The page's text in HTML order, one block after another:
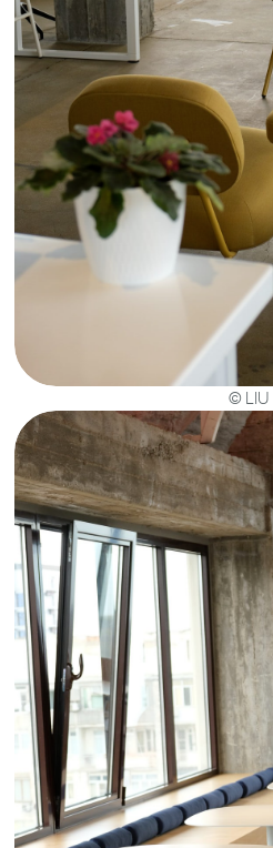
Универсальный вариант для
сов. У сети шесть точек в
четыре в Каспийске, почти все
6:55 до 02:00. Это не формат
ушёл» — здесь спокойно
долгой работе.
Комфортная посадка,
интернет, хороший кофе,
Бариста вежливые и не
работать в своём ритме
нужно.
Дата
29 декабря 2025 г.
Автор
Миясат